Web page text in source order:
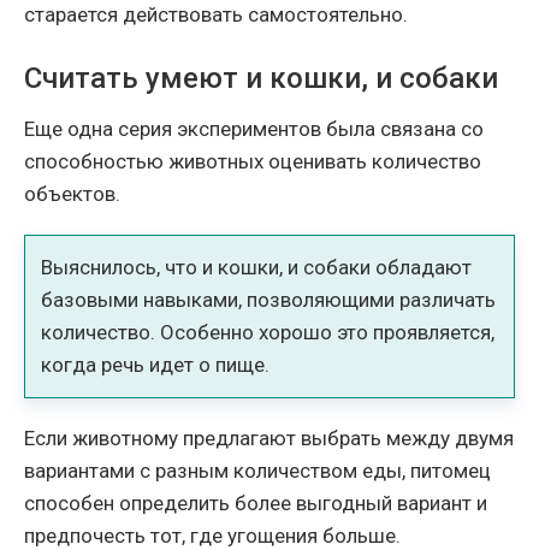
старается действовать самостоятельно.
Считать умеют и кошки, и собаки
Еще одна серия экспериментов была связана со
способностью животных оценивать количество
объектов.
Выяснилось, что и кошки, и собаки обладают
базовыми навыками, позволяющими различать
количество. Особенно хорошо это проявляется,
когда речь идет о пище.
Если животному предлагают выбрать между двумя
вариантами с разным количеством еды, питомец
способен определить более выгодный вариант и
предпочесть тот, где угощения больше.